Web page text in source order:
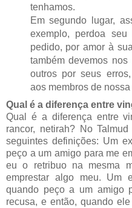
tenhamos.
Em segundo lugar,
exemplo, perdoa
pedido, por amor à
também devemos
outros por seus
aos membros de
Qual é a diferença entre
Qual é a diferença entre
rancor, netirah? No
seguintes definições: Um
peço a um amigo para me
eu o retribuo na mesma
emprestar algo meu. Um
quando peço a um amigo
recusa, e então, quando